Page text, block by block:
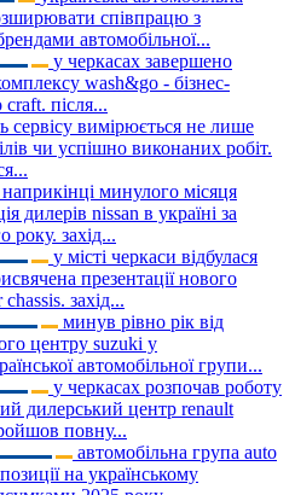
співпрацю з
автомобільної...
у черкасах завершено
wash&go - бізнес-
після...
сервісу вимірюється не лише
чи успішно виконаних робіт.
наприкінці минулого місяця
дилерів nissan в україні за
року. захід...
у місті черкаси відбулася
презентації нового
захід...
минув рівно рік від
центру suzuki у
автомобільної групи...
у черкасах розпочав роботу
дилерський центр renault
повну...
автомобільна група auto
на українському